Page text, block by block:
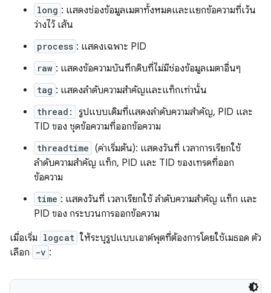
long : แสดงช่องข้อมูลเมตาทั้งหมดและแยกข้อความที่เว้น
ว่างไว้ เส้น
process : แสดงเฉพาะ PID
raw : แสดงข้อความบันทึกดิบที่ไม่มีช่องข้อมูลเมตาอื่นๆ
tag : แสดงลำดับความสำคัญและแท็กเท่านั้น
thread:
รูปแบบเดิมที่แสดงลำดับความสำคัญ, PID และ
TID ของ ชุดข้อความที่ออกข้อความ
threadtime (ค่าเริ่มต้น): แสดงวันที่ เวลาการเรียกใช้
ลำดับความสำคัญ แท็ก, PID และ TID ของเทรดที่ออก
ข้อความ
time : แสดงวันที่ เวลาเรียกใช้ ลำดับความสำคัญ แท็ก และ
PID ของ กระบวนการออกข้อความ
เมื่อเริ่ม logcat ให้ระบุรูปแบบเอาต์พุตที่ต้องการโดยใช้เมธอด ตัว
เลือก
-v :